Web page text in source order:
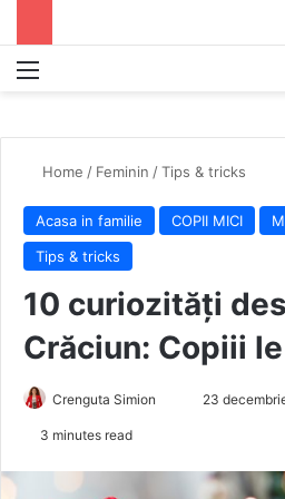
Home / Feminin /Tips & tricks
Acasa in familie COPII MICI
Tips & tricks
10 curiozități
Crăciun: Copiii
Crenguta Simion 23
3 minutes read